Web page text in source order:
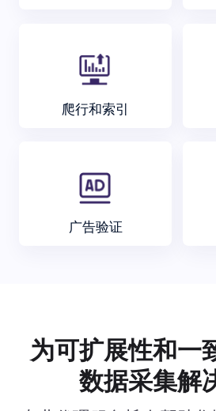
爬行和索引
广告验证
为可扩展性和一
数据采集解